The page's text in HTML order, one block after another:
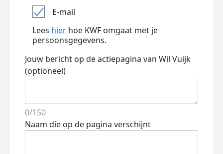
E-mail
Lees hier hoe KWF omgaat met je
persoonsgegevens.
Jouw bericht op de actiepagina van Wil Vuijk
(optioneel)
0/150
Naam die op de pagina verschijnt